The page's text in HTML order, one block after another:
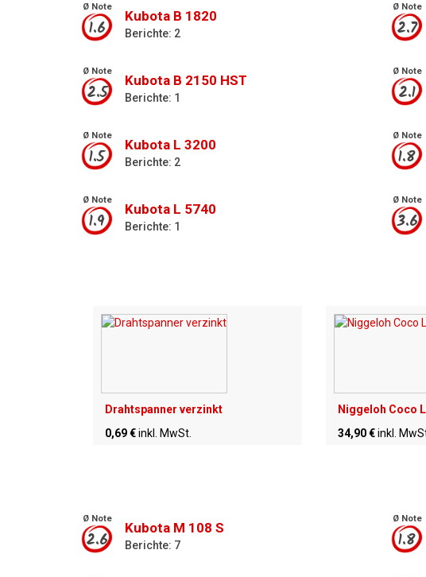
Ø Note
1.6
Kubota B 1820
Berichte: 2
Ø Note
2.7
Ø Note
2.5
Kubota B 2150 HST
Berichte: 1
Ø Note
2.1
Ø Note
1.5
Kubota L 3200
Berichte: 2
Ø Note
1.8
Ø Note
1.9
Kubota L 5740
Berichte: 1
Ø Note
3.6
Drahtspanner verzinkt
0,69 €inkl. MwSt.
Niggeloh Coco
34,90 € inkl.
Ø Note
2.6
Kubota M 108 S
Berichte: 7
Ø Note
1.8